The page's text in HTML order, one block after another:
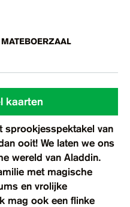
kaarten
sprookjesspektakel van
ooit! We laten we ons
wereld van Aladdin.
met magische
en vrolijke
mag ook een flinke